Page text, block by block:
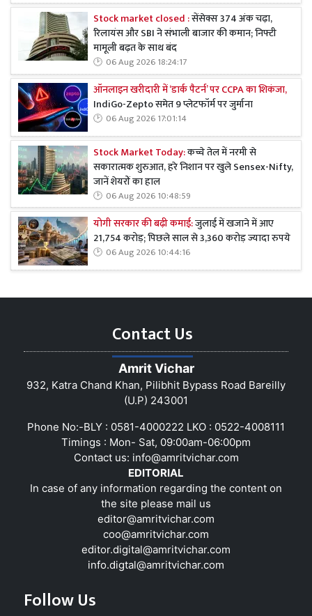
Stock market closed :सेंसेक्स 374 अंक चढ़ा,
रिलायंस और SBI ने संभाली बाजार की कमान; निफ्टी
मामूली बढ़त के साथ बंद
06 Aug 2026 18:24:17
ऑनलाइन खरीदारी में ‘डार्क पैटर्न’ पर CCPA का शिकंजा,
IndiGo-Zepto समेत 9 प्लेटफॉर्म पर जुर्माना
06 Aug 2026 17:01:14
Stock Market Today:कच्चे तेल में नरमी से
सकारात्मक शुरुआत, हरे निशान पर खुले Sensex-Nifty,
जानें शेयरों का हाल
06 Aug 2026 10:48:59
योगी सरकार की बढ़ी कमाई:जुलाई में खजाने में आए
21,754 करोड़; पिछले साल से 3,360 करोड़ ज्यादा रुपये
06 Aug 2026 10:44:16
Contact Us
Amrit Vichar
932, Katra Chand Khan, Pilibhit Bypass Road Bareilly
(U.P) 243001
Phone No:-BLY : 0581-4000222 LKO : 0522-4008111
Timings : Mon- Sat, 09:00am-06:00pm
Contact us: info@amritvichar.com
EDITORIAL
In case of any information regarding the content on
the site please mail us
editor@amritvichar.com
coo@amritvichar.com
editor.digital@amritvichar.com
info.digtal@amritvichar.com
Follow Us